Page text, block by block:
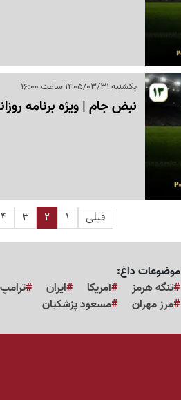
یکشنبه 1405/03/31 ساعت 16:00
نبض جام | ویژه برنامه روزانه
قبلی 1
2
3
4
موضوعات داغ:
تنگه هرمز
آمریکا ایران ترامپ
مرز مهران
مسعود پزشکیان